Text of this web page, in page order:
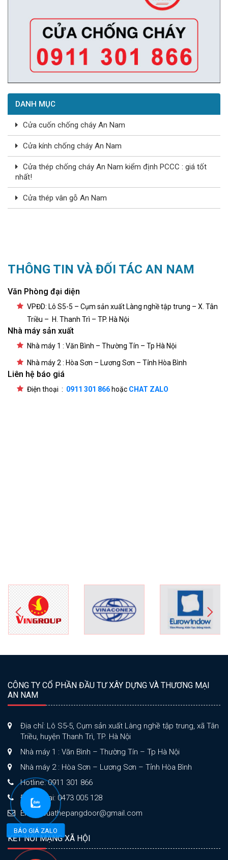
DANH MỤC
Cửa cuốn chống cháy An Nam
Cửa kính chống cháy An Nam
Cửa thép chống cháy An Nam kiểm định PCCC : giá tốt
nhất!
Cửa thép vân gỗ An Nam
THÔNG TIN VÀ ĐỐI TÁC AN NAM
Văn Phòng đại diện
VPĐD: Lô S5-5 – Cụm sản xuất Làng nghề tập trung – X. Tân
Triều – H. Thanh Trì – TP. Hà Nội
Nhà máy sản xuất
Nhà máy 1 : Văn Bình – Thường Tín – Tp Hà Nội
Nhà máy 2 : Hòa Sơn – Lương Sơn – Tỉnh Hòa Bình
Liên hệ báo giá
Điện thoại : 0911 301 866 hoặc CHAT ZALO
CÔNG TY CỔ PHẦN ĐẦU TƯ XÂY DỰNG VÀ THƯƠNG MẠI
AN NAM
Địa chỉ: Lô S5-5, Cụm sản xuất Làng nghề tập trung, xã Tân
Triều, huyện Thanh Trì, TP. Hà Nội
Nhà máy 1 : Văn Bình – Thường Tín – Tp Hà Nội
Nhà máy 2 : Hòa Sơn – Lương Sơn – Tỉnh Hòa Bình
Hotline: 0911 301 866
Điện thoại: 0473 005 128
Email: cuathepangdoor@gmail.com
KẾT NỐI MẠNG XÃ HỘI
BÁO GIÁ ZALO